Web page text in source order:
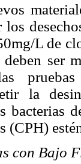
los
L de
ser
la
bacterias
(CPH)
con Bajo